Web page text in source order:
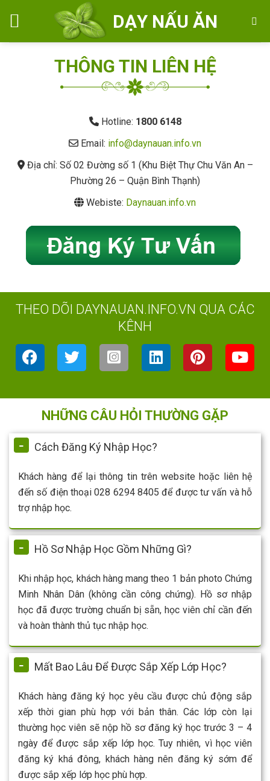
DẠY NẤU ĂN
THÔNG TIN LIÊN HỆ
Hotline: 1800 6148
Email: info@daynauan.info.vn
Địa chỉ: Số 02 Đường số 1 (Khu Biệt Thự Chu Văn An –
Phường 26 – Quận Bình Thạnh)
Webiste: Daynauan.info.vn
THEO DÕI DAYNAUAN.INFO.VN QUA CÁC
KÊNH
NHỮNG CÂU HỎI THƯỜNG GẶP
Cách Đăng Ký Nhập Học?
Khách hàng để lại thông tin trên website hoặc liên hệ
đến số điện thoại 028 6294 8405 để được tư vấn và hỗ
trợ nhập học.
Hồ Sơ Nhập Học Gồm Những Gì?
Khi nhập học, khách hàng mang theo 1 bản photo Chứng
Minh Nhân Dân (không cần công chứng). Hồ sơ nhập
học đã được trường chuẩn bị sẵn, học viên chỉ cần đến
và hoàn thành thủ tục nhập học.
Mất Bao Lâu Để Được Sắp Xếp Lớp Học?
Khách hàng đăng ký học yêu cầu được chủ động sắp
xếp thời gian phù hợp với bản thân. Các lớp còn lại
thường học viên sẽ nộp hồ sơ đăng ký học trước 3 – 4
ngày để được sắp xếp lớp học. Tuy nhiên, vì học viên
đăng ký khá đông, khách hàng nên đăng ký sớm để
được sắp xếp lớp học phù hợp.